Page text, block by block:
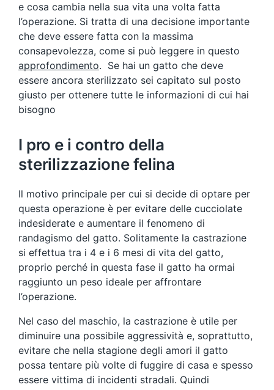
e cosa cambia nella sua vita una volta fatta
l’operazione. Si tratta di una decisione importante
che deve essere fatta con la massima
consapevolezza, come si può leggere in questo
approfondimento. Se hai un gatto che deve
essere ancora sterilizzato sei capitato sul posto
giusto per ottenere tutte le informazioni di cui hai
bisogno
I pro e i contro della
sterilizzazione felina
Il motivo principale per cui si decide di optare per
questa operazione è per evitare delle cucciolate
indesiderate e aumentare il fenomeno di
randagismo del gatto. Solitamente la castrazione
si effettua tra i 4 e i 6 mesi di vita del gatto,
proprio perché in questa fase il gatto ha ormai
raggiunto un peso ideale per affrontare
l’operazione.
Nel caso del maschio, la castrazione è utile per
diminuire una possibile aggressività e, soprattutto,
evitare che nella stagione degli amori il gatto
possa tentare più volte di fuggire di casa e spesso
essere vittima di incidenti stradali. Quindi